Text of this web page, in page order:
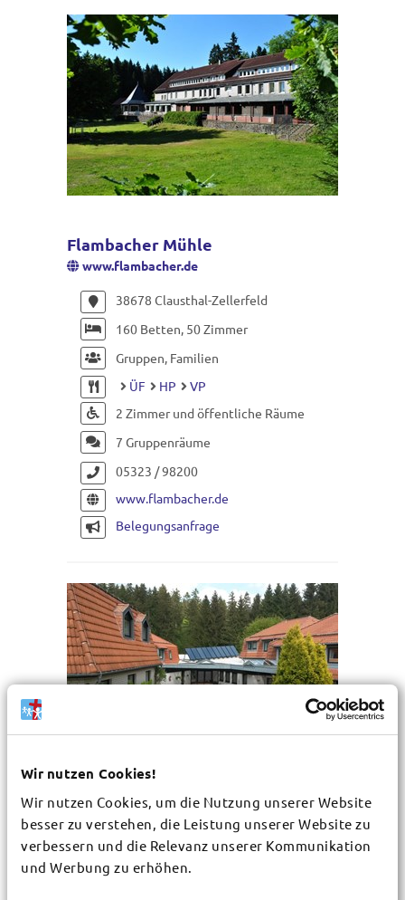
Wir nutzen Cookies!
Wir nutzen Cookies, um die Nutzung unserer Website
besser zu verstehen, die Leistung unserer Website zu
verbessern und die Relevanz unserer Kommunikation
und Werbung zu erhöhen.
Flambacher Mühle
www.flambacher.de
38678 Clausthal-Zellerfeld
160 Betten, 50 Zimmer
Gruppen, Familien
ÜF
HP
VP
2 Zimmer und öffentliche Räume
7 Gruppenräume
05323 / 98200
www.flambacher.de
Belegungsanfrage
EC Tagungsstätte Altenau
www.ec-altenau.de
38707 Altenau